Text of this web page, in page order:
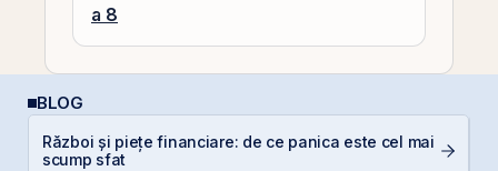
a 8
BLOG
Război și piețe financiare: de ce panica este cel mai
scump sfat